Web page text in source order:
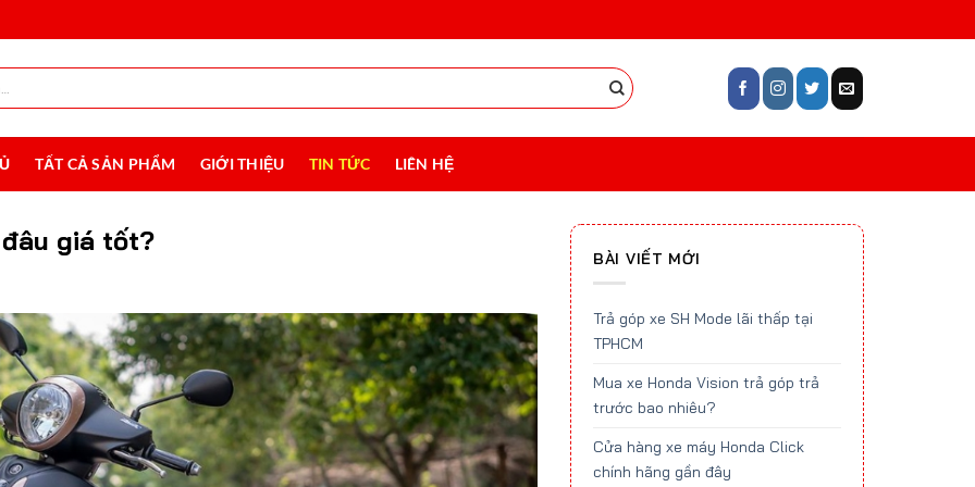
TẤT CẢ SẢN PHẨM GIỚI THIỆU TIN TỨC LIÊN HỆ
đâu giá tốt?
BÀI VIẾT MỚI
Trả góp xe SH Mode lãi thấp tại
TPHCM
Mua xe Honda Vision trả góp trả
trước bao nhiêu?
Cửa hàng xe máy Honda Click
chính hãng gần đây